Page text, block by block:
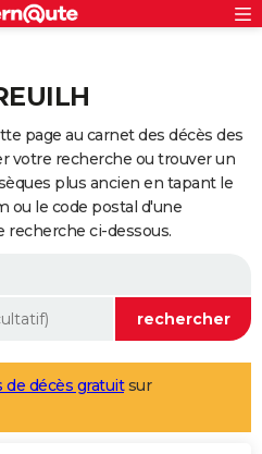
page au carnet des décès des
votre recherche ou trouver un
plus ancien en tapant le
ou le code postal d'une
ci-dessous.
de décès gratuitsur